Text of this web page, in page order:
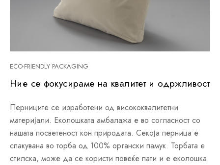
ECO-FRIENDLY PACKAGING
Ние се фокусираме на квалитет и одржливост
Перниците се изработени од висококвалитетни
материјали. Еколошката амбалажа е во согласност со
нашата посветеност кон природата. Секоја перница е
спакувана во торба од 100% органски памук. Торбата е
стилска, може да се користи повеќе пати и е еколошка.